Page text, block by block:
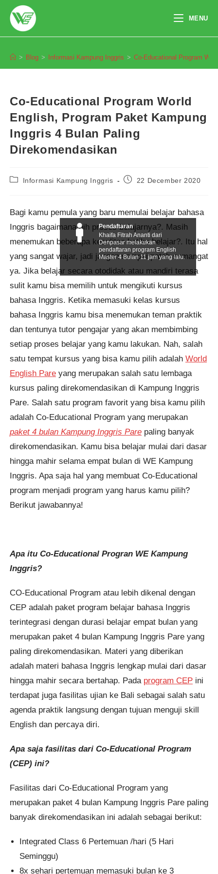
content
MENU
> Blog > Informasi Kampung Inggris > Co-Educational Program
Co-Educational Program World
English, Program Paket Kampung
Inggris 4 Bulan Paling
Direkomendasikan
PostInformasi Kampung Inggris
Post22 December 2020
Bagi kamu pemula yang baru memulai belajar bahasa
Inggris bagaimana nih proses belajarnya?. Masih
menemukan beberapa kesulitan ketika belajar?. Itu hal
yang sangat wajar, jadi jangan sampai patah semangat
ya. Jika belajar secara otodidak atau mandiri terasa
sulit kamu bisa memilih untuk mengikuti kursus
bahasa Inggris. Ketika memasuki kelas kursus
bahasa Inggris kamu bisa menemukan teman praktik
dan tentunya tutor pengajar yang akan membimbing
setiap proses belajar yang kamu lakukan. Nah, salah
satu tempat kursus yang bisa kamu pilih adalah World
English Pare yang merupakan salah satu lembaga
kursus paling direkomendasikan di Kampung Inggris
Pare. Salah satu program favorit yang bisa kamu pilih
adalah Co-Educational Program yang merupakan
paket 4 bulan Kampung Inggris Pare paling banyak
direkomendasikan. Kamu bisa belajar mulai dari dasar
hingga mahir selama empat bulan di WE Kampung
Inggris. Apa saja hal yang membuat Co-Educational
program menjadi program yang harus kamu pilih?
Berikut jawabannya!
Apa itu Co-Educational Progran WE Kampung
Inggris?
CO-Educational Program atau lebih dikenal dengan
CEP adalah paket program belajar bahasa Inggris
terintegrasi dengan durasi belajar empat bulan yang
merupakan paket 4 bulan Kampung Inggris Pare yang
paling direkomendasikan. Materi yang diberikan
adalah materi bahasa Inggris lengkap mulai dari dasar
hingga mahir secara bertahap. Pada program CEP ini
terdapat juga fasilitas ujian ke Bali sebagai salah satu
agenda praktik langsung dengan tujuan menguji skill
English dan percaya diri.
Apa saja fasilitas dari Co-Educational Program
(CEP) ini?
Fasilitas dari Co-Educational Program yang
merupakan paket 4 bulan Kampung Inggris Pare paling
banyak direkomendasikan ini adalah sebagai berikut:
Integrated Class 6 Pertemuan /hari (5 Hari
Seminggu)
8x sehari pertemuan memasuki bulan ke 3
Pendaftaran
Khaifa Fitrah Ananti dari
Denpasar melakukan
pendaftaran program English
Master 4 Bulan 11 jam yang lalu.